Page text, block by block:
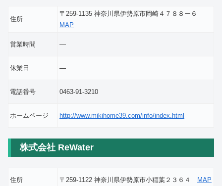
住所
〒259-1135 神奈川県伊勢原市岡崎４７８８ー６
MAP
営業時間 ―
休業日 ―
電話番号 0463-91-3210
ホームページ http://www.mikihome39.com/info/index.html
株式会社 ReWater
住所 〒259-1122 神奈川県伊勢原市小稲葉２３６４ MAP